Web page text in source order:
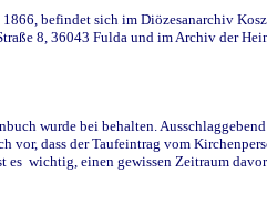
befindet sich im Diözesanarchiv
8, 36043 Fulda und im Archiv der
wurde bei behalten.
vor, dass der Taufeintrag vom
es wichtig, einen gewissen Zeitraum